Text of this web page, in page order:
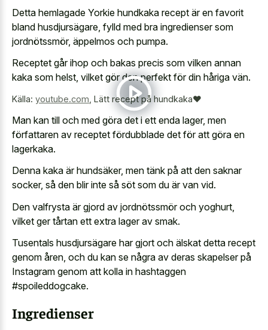
Detta hemlagade Yorkie hundkaka recept är en favorit
bland husdjursägare, fylld med bra ingredienser som
jordnötssmör, äppelmos och pumpa.
Receptet går ihop och bakas precis som vilken annan
kaka som helst, vilket gör den perfekt för din håriga vän.
Källa: youtube.com Lätt recept på hundkaka❤️
Man kan till och med göra det i ett enda lager, men
författaren av receptet fördubblade det för att göra en
lagerkaka.
Denna kaka är hundsäker, men tänk på att den saknar
socker, så den blir inte så söt som du är van vid.
Den valfrysta är gjord av jordnötssmör och yoghurt,
vilket ger tårtan ett extra lager av smak.
Tusentals husdjursägare har gjort och älskat detta recept
genom åren, och du kan se några av deras skapelser på
Instagram genom att kolla in hashtaggen
#spoileddogcake.
Ingredienser